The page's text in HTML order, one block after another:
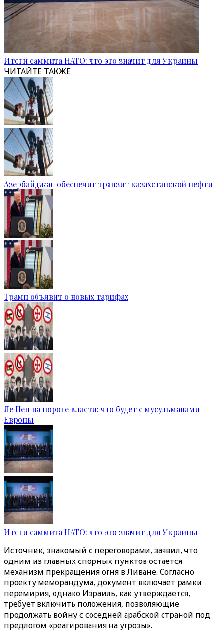
Итоги саммита НАТО: что это значит для Украины
ЧИТАЙТЕ ТАКЖЕ
Азербайджан обеспечит транзит казахстанской нефти
Трамп объявит о новых тарифах
Ле Пен на пороге власти: что будет с мусульманами
Европы
Итоги саммита НАТО: что это значит для Украины
Источник, знакомый с переговорами, заявил, что
одним из главных спорных пунктов остается
механизм прекращения огня в Ливане. Согласно
проекту меморандума, документ включает рамки
перемирия, однако Израиль, как утверждается,
требует включить положения, позволяющие
продолжать войну с соседней арабской страной под
предлогом «реагирования на угрозы».